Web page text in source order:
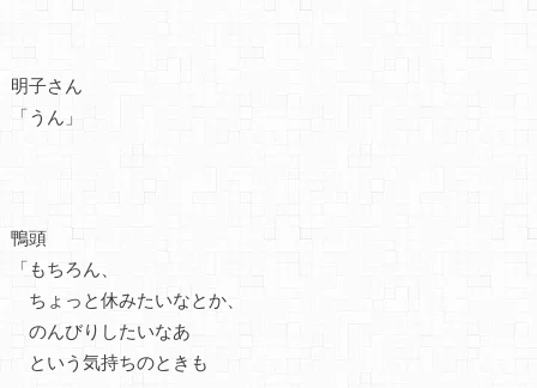
明子さん
「うん」
鴨頭
「もちろん、
ちょっと休みたいなとか、
のんびりしたいなあ
という気持ちのときも